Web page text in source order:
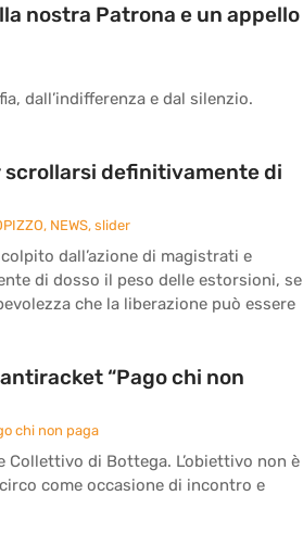
nostra Patrona e un appello
dall’indifferenza e dal silenzio.
scrollarsi definitivamente di
, NEWS, slider
dall’azione di magistrati e
di dosso il peso delle estorsioni, se
che la liberazione può essere
“Pago chi non
chi non paga
Collettivo di Bottega. L’obiettivo non è
come occasione di incontro e